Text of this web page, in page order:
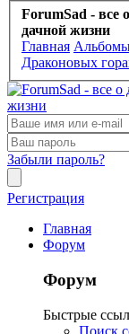
ForumSad - все
дачной жизни
Главная
Драконовых
Забыли пароль?
Регистрация
Главная
Форум
Форум
Быстрые
Поиск